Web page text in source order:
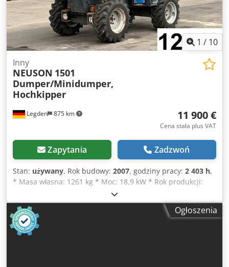
1 / 10
Legden 875 km
Inny
NEUSON 1501
Dumper/Minidumper,
Hochkipper
11 900 €
Cena stała plus VAT
Zapytania Zadzwoń
Stan: używany, Rok budowy: 2007, godziny pracy: 2 403 h,
* Masa własna: 1261 kg * Moc: 18,9 kW * Rok produkcji:
2007 Dkodpfezq Nw Dex Acqer -----Numer pojazdu w bazie
danych: 12349 Zastrzegamy sobie prawo do błędów i
wcześniejszej sprzedaży.
Ogłoszenia